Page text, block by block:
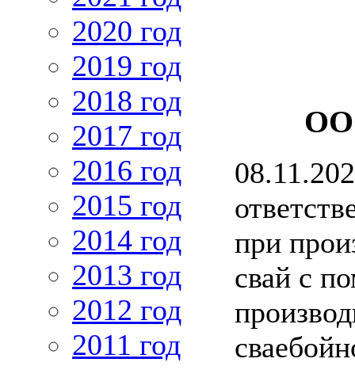
2020 год
2019 год
2018 год
2017 год
2016 год
2015 год
2014 год
2013 год
2012 год
2011 год
при
свай с